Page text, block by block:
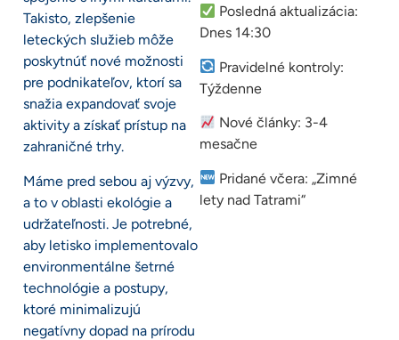
Takisto, zlepšenie
leteckých služieb môže
poskytnúť nové možnosti
pre podnikateľov, ktorí sa
snažia expandovať svoje
aktivity a získať prístup na
zahraničné trhy.
Máme pred sebou aj výzvy,
a to v oblasti ekológie a
udržateľnosti. Je potrebné,
aby letisko implementovalo
environmentálne šetrné
technológie a postupy,
ktoré minimalizujú
negatívny dopad na prírodu
Posledná aktualizácia:
Dnes 14:30
Pravidelné kontroly:
Týždenne
Nové články: 3-4
mesačne
Pridané včera: „Zimné
lety nad Tatrami“